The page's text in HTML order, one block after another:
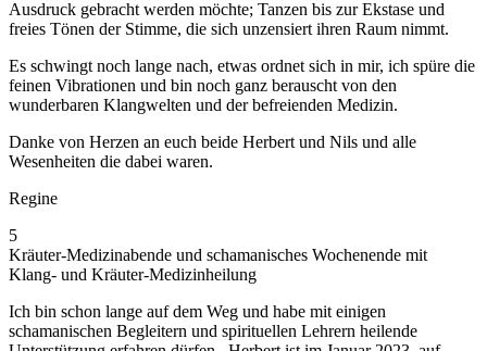
Ausdruck gebracht werden möchte; Tanzen bis zur Ekstase und
freies Tönen der Stimme, die sich unzensiert ihren Raum nimmt.
Es schwingt noch lange nach, etwas ordnet sich in mir, ich spüre die
feinen Vibrationen und bin noch ganz berauscht von den
wunderbaren Klangwelten und der befreienden Medizin.
Danke von Herzen an euch beide Herbert und Nils und alle
Wesenheiten die dabei waren.
Regine
5
Kräuter-Medizinabende und schamanisches Wochenende mit
Klang- und Kräuter-Medizinheilung
Ich bin schon lange auf dem Weg und habe mit einigen
schamanischen Begleitern und spirituellen Lehrern heilende